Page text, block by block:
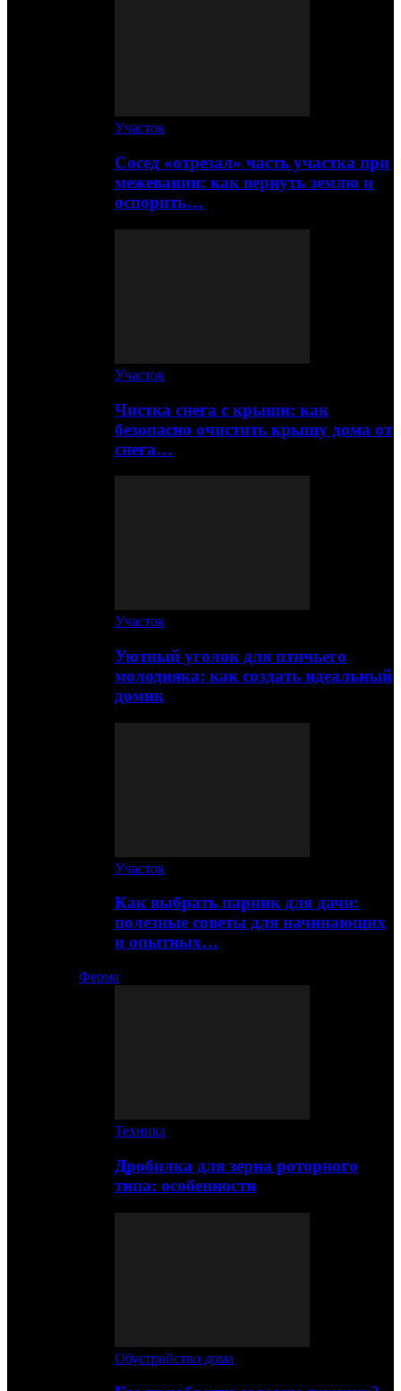
Участок
Сосед «отрезал» часть участка при
межевании: как вернуть землю и
оспорить…
Участок
Чистка снега с крыши: как
безопасно очистить крышу дома от
снега…
Участок
Уютный уголок для птичьего
молодняка: как создать идеальный
домик
Участок
Как выбрать парник для дачи:
полезные советы для начинающих
и опытных…
Ферма
Техника
Дробилка для зерна роторного
типа: особенности
Обустройство дома